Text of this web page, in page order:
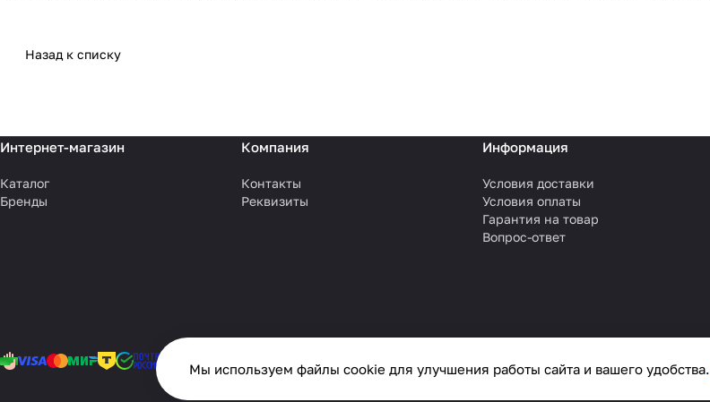
Назад к списку
Интернет-магазин
Каталог
Бренды
Компания
Контакты
Реквизиты
Информация
Условия доставки
Условия оплаты
Гарантия на товар
Вопрос-ответ
Мы используем файлы cookie для улучшения работы сайта и вашего удобства.